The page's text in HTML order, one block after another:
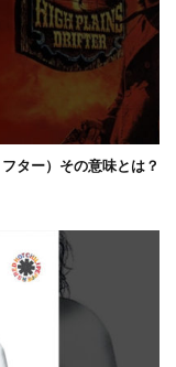
ター）その意味とは？